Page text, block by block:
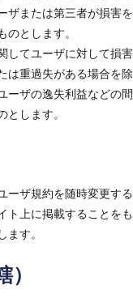
ザまたは第三者が損害を
とします。
してユーザに対して損害
は重過失がある場合を除
ーザの逸失利益などの間
します。
ーザ規約を随時変更する
ト上に掲載することをも
ます。